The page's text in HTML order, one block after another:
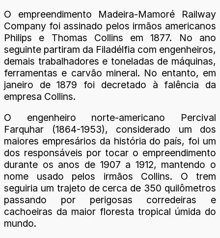
O empreendimento Madeira-Mamoré Railway
Company foi assinado pelos irmãos americanos
Philips e Thomas Collins em 1877. No ano
seguinte partiram da Filadélfia com engenheiros,
demais trabalhadores e toneladas de máquinas,
ferramentas e carvão mineral. No entanto, em
janeiro de 1879 foi decretado à falência da
empresa Collins.
O engenheiro norte-americano Percival
Farquhar (1864-1953), considerado um dos
maiores empresários da história do país, foi um
dos responsáveis por tocar o empreendimento
durante os anos de 1907 a 1912, mantendo o
nome usado pelos irmãos Collins. O trem
seguiria um trajeto de cerca de 350 quilômetros
passando por perigosas corredeiras e
cachoeiras da maior floresta tropical úmida do
mundo.